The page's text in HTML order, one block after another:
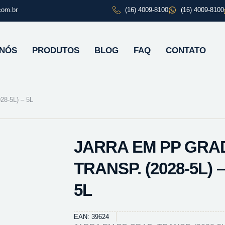
(16) 4009-8100 (16) 4009-8100
PRODUTOS BLOG FAQ CONTATO
5L) – 5L
JARRA EM PP
TRANSP. (2028-5L) –
5L
EAN: 39624